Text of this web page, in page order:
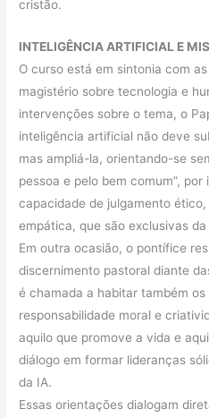
cristão.
INTELIGÊNCIA ARTIFICIAL E
O curso está em sintonia com
magistério sobre tecnologia e
intervenções sobre o tema, o
inteligência artificial não deve
mas ampliá-la, orientando-se
pessoa e pelo bem comum”, por
capacidade de julgamento
empática, que são exclusivas
Em outra ocasião, o pontífice
discernimento pastoral diante
é chamada a habitar também
responsabilidade moral e
aquilo que promove a vida e
diálogo em formar lideranças
da IA.
Essas orientações dialogam